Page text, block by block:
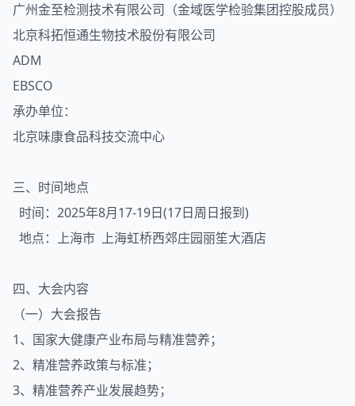
广州金至检测技术有限公司（金域医学检验集团控股成员）
北京科拓恒通生物技术股份有限公司
ADM
EBSCO
承办单位：
北京味康食品科技交流中心
三、时间地点
时间：2025年8月17-19日(17日周日报到)
地点：上海市 上海虹桥西郊庄园丽笙大酒店
四、大会内容
（一）大会报告
1、国家大健康产业布局与精准营养；
2、精准营养政策与标准；
3、精准营养产业发展趋势；